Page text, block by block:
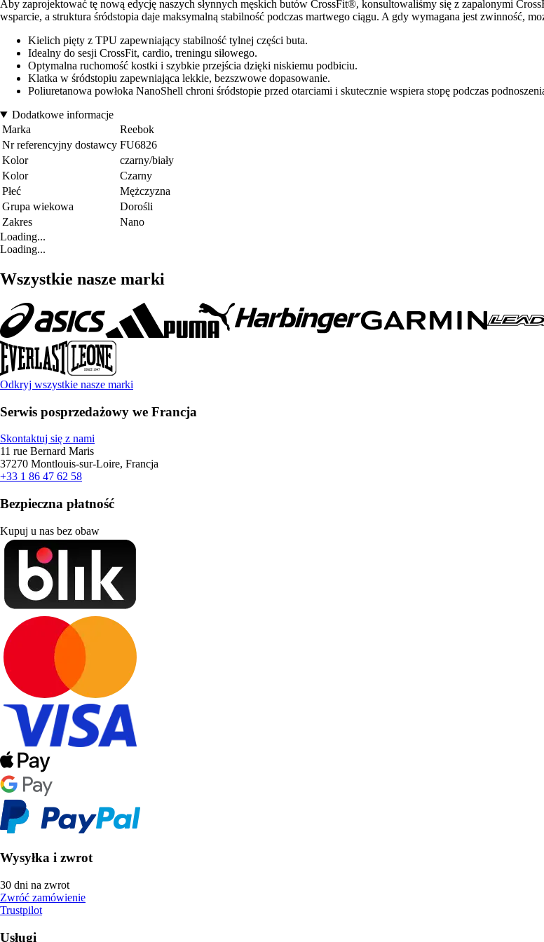
Aby zaprojektować tę nową edycję naszych słynnych męskich butów CrossFit®, konsultowaliśmy się z zapalonymi
wsparcie, a struktura śródstopia daje maksymalną stabilność podczas martwego ciągu. A gdy wymagana jest zwinność,
Kielich pięty z TPU zapewniający stabilność tylnej części buta.
Idealny do sesji CrossFit, cardio, treningu siłowego.
Optymalna ruchomość kostki i szybkie przejścia dzięki niskiemu podbiciu.
Klatka w śródstopiu zapewniająca lekkie, bezszwowe dopasowanie.
Poliuretanowa powłoka NanoShell chroni śródstopie przed otarciami i skutecznie wspiera stopę podczas
Dodatkowe informacje
Marka
Reebok
Nr referencyjny dostawcy FU6826
Kolor
czarny/biały
Kolor
Czarny
Płeć
Mężczyzna
Grupa wiekowa
Dorośli
Zakres
Nano
Loading...
Loading...
Wszystkie nasze marki
Odkryj wszystkie nasze marki
Serwis posprzedażowy we Francja
Skontaktuj się z nami
11 rue Bernard Maris
37270 Montlouis-sur-Loire, Francja
+33 1 86 47 62 58
Bezpieczna płatność
Kupuj u nas bez obaw
Wysyłka i zwrot
30 dni na zwrot
Zwróć zamówienie
Trustpilot
Usługi